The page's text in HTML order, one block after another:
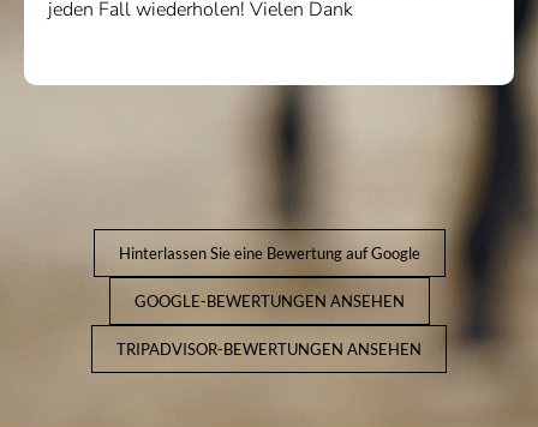
jeden Fall wiederholen! Vielen Dank
Hinterlassen Sie eine Bewertung auf Google
GOOGLE-BEWERTUNGEN ANSEHEN
TRIPADVISOR-BEWERTUNGEN ANSEHEN